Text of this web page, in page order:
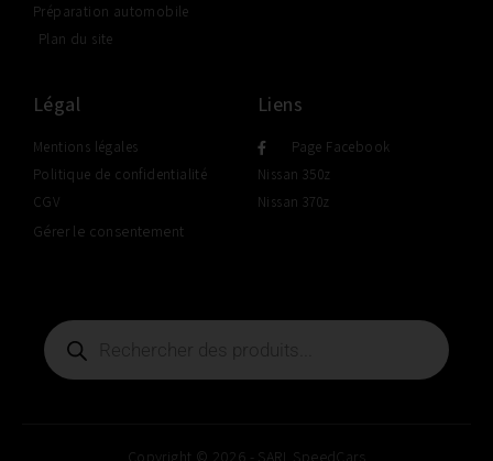
Préparation automobile
Plan du site
Légal
Mentions légales
Politique de confidentialité
CGV
Gérer le consentement
Liens
Page Facebook
Nissan 350z
Nissan 370z
Copyright © 2026 - SARL SpeedCars